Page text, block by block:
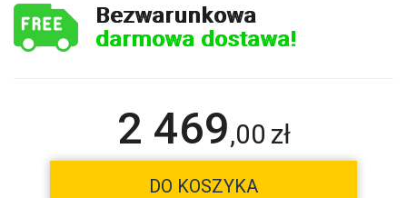
Bezwarunkowa
darmowa dostawa!
2 469,00 zł
DO KOSZYKA